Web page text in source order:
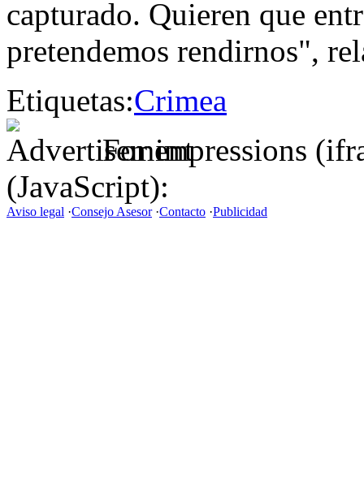
capturado. Quieren que
pretendemos rendirnos",
Etiquetas:Crimea
For impressions
(JavaScript):
Aviso legal ·Consejo Asesor·Contacto ·Publicidad